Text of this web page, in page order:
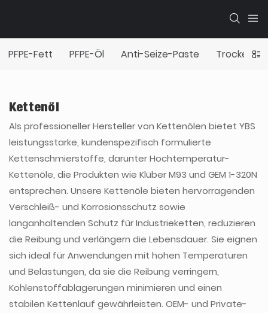
PFPE-Fett PFPE-Öl Anti-Seize-Paste
Kettenöl
Als professioneller Hersteller von Kettenölen bietet YBS
leistungsstarke, kundenspezifisch formulierte
Kettenschmierstoffe, darunter Hochtemperatur-
Kettenöle, die Produkten wie Klüber M93 und GEM 1-320N
entsprechen. Unsere Kettenöle bieten hervorragenden
Verschleiß- und Korrosionsschutz sowie
langanhaltenden Schutz für Industrieketten, reduzieren
die Reibung und verlängern die Lebensdauer. Sie eignen
sich ideal für Anwendungen mit hohen Temperaturen
und Belastungen, da sie die Reibung verringern,
Kohlenstoffablagerungen minimieren und einen
stabilen Kettenlauf gewährleisten. OEM- und Private-